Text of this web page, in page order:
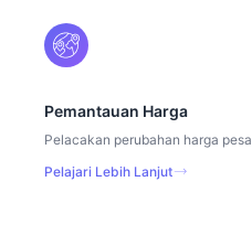
Pemantauan Harga
Pelacakan perubahan harga
Pelajari Lebih Lanjut